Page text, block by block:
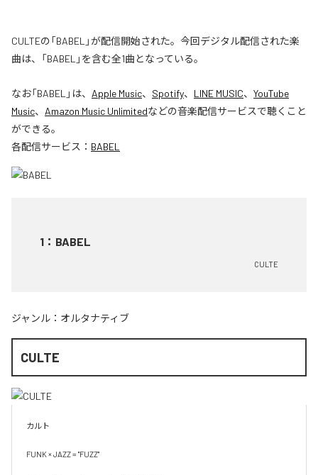
CULTEの「BABEL」が配信開始された。今回デジタル配信された楽
曲は、「BABEL」を含む全1曲となっている。
なお「BABEL 」は、 Apple Music、 Spotify、 LINE MUSIC、 YouTube
Music、 Amazon Music Unlimitedなどの音楽配信サービスで聴くこと
ができる。
各配信サービス： BABEL
1 ： BABEL
CULTE
ジャンル： オルタナティブ
CULTE
カルト
FUNK × JAZZ = "FUZZ"